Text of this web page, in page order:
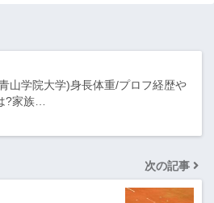
山学院大学)身長体重/プロフ経歴や
?家族…
次の記事